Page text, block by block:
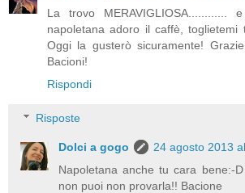
La trovo
napoletana adoro il caffè,
Oggi la gusterò sicuramente!
Bacioni!
Rispondi
Risposte
Dolci a gogo
24 agosto 2013
Napoletana anche tu cara bene:-
non puoi non provarla!! Bacione